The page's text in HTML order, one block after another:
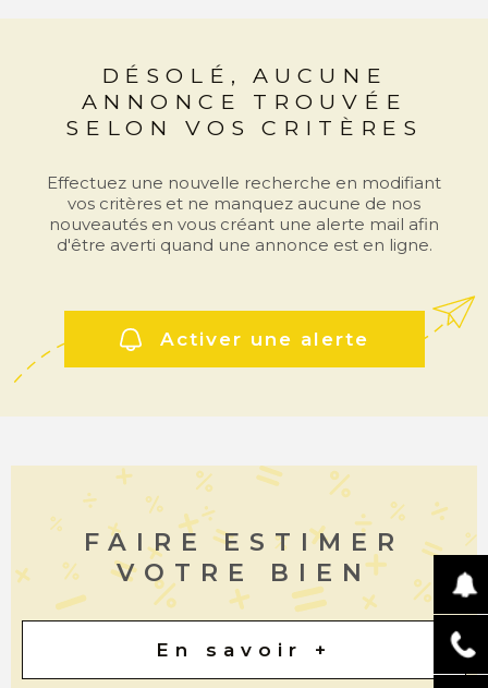
ESTIMER
VENDRE
DÉSOLÉ, AUCUNE
ANNONCE TROUVÉE
SELON VOS CRITÈRES
Effectuez une nouvelle recherche en modifiant
vos critères et ne manquez aucune de nos
nouveautés en vous créant une alerte mail afin
d'être averti quand une annonce est en ligne.
Activer une alerte
FAIRE ESTIMER
VOTRE BIEN
En savoir +